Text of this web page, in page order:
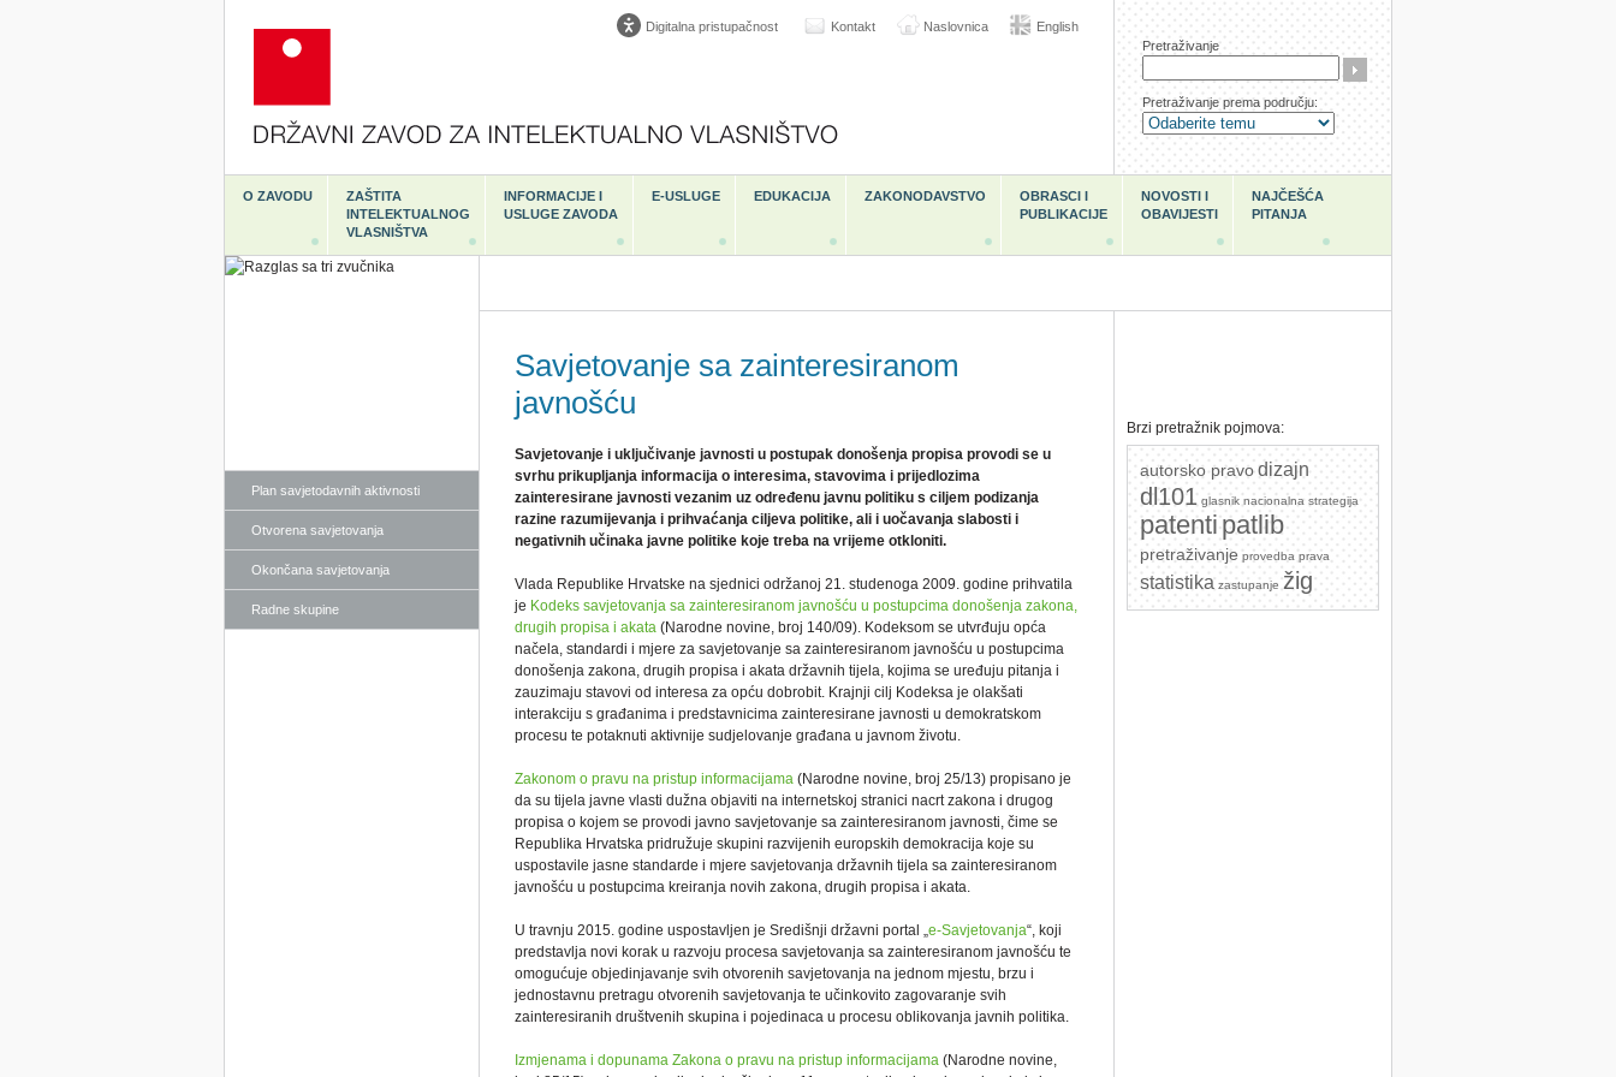
Pretraživanje
Pretraživanje prema području:
Kontakt Naslovnica English
Digitalna pristupačnost
O ZAVODU
ZAŠTITA
INTELEKTUALNOG
VLASNIŠTVA
INFORMACIJE I
USLUGE ZAVODA
E-USLUGE EDUKACIJA ZAKONODAVSTVO
OBRASCI I
PUBLIKACIJE
NOVOSTI I
OBAVIJESTI
NAJČEŠĆA
PITANJA
Plan savjetodavnih aktivnosti
Otvorena savjetovanja
Okončana savjetovanja
Radne skupine
Savjetovanje sa zainteresiranom
javnošću
Savjetovanje i uključivanje javnosti u postupak donošenja propisa provodi se u
svrhu prikupljanja informacija o interesima, stavovima i prijedlozima
zainteresirane javnosti vezanim uz određenu javnu politiku s ciljem podizanja
razine razumijevanja i prihvaćanja ciljeva politike, ali i uočavanja slabosti i
negativnih učinaka javne politike koje treba na vrijeme otkloniti.
Vlada Republike Hrvatske na sjednici održanoj 21. studenoga 2009. godine prihvatila
je Kodeks savjetovanja sa zainteresiranom javnošću u postupcima donošenja zakona,
drugih propisa i akata (Narodne novine, broj 140/09). Kodeksom se utvrđuju opća
načela, standardi i mjere za savjetovanje sa zainteresiranom javnošću u postupcima
donošenja zakona, drugih propisa i akata državnih tijela, kojima se uređuju pitanja i
zauzimaju stavovi od interesa za opću dobrobit. Krajnji cilj Kodeksa je olakšati
interakciju s građanima i predstavnicima zainteresirane javnosti u demokratskom
procesu te potaknuti aktivnije sudjelovanje građana u javnom životu.
Zakonom o pravu na pristup informacijama (Narodne novine, broj 25/13) propisano je
da su tijela javne vlasti dužna objaviti na internetskoj stranici nacrt zakona i drugog
propisa o kojem se provodi javno savjetovanje sa zainteresiranom javnosti, čime se
Republika Hrvatska pridružuje skupini razvijenih europskih demokracija koje su
uspostavile jasne standarde i mjere savjetovanja državnih tijela sa zainteresiranom
javnošću u postupcima kreiranja novih zakona, drugih propisa i akata.
U travnju 2015. godine uspostavljen je Središnji državni portal „e-Savjetovanja“, koji
predstavlja novi korak u razvoju procesa savjetovanja sa zainteresiranom javnošću te
omogućuje objedinjavanje svih otvorenih savjetovanja na jednom mjestu, brzu i
jednostavnu pretragu otvorenih savjetovanja te učinkovito zagovaranje svih
zainteresiranih društvenih skupina i pojedinaca u procesu oblikovanja javnih politika.
Izmjenama i dopunama Zakona o pravu na pristup informacijama (Narodne novine,
Brzi pretražnik pojmova:
autorsko pravodizajn
dl101 glasnik nacionalna strategija
patenti patlib
pretraživanje provedba prava
statistika zastupanje žig